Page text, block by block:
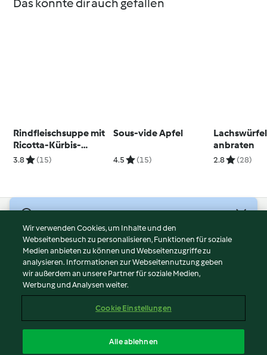
Das könnte dir auch gefallen
Rindfleischsuppe mit
Ricotta-Kürbis-
Ravioli
3.8 (15)
Sous-vide Apfel
4.5 (15)
Lachswürfel
anbraten
2.8 (28)
Nutzungsbedingungen
Datenschutzrichtlinien
Disclaimer
Impressum
Inhalt melden
Erklärung zur Barrierefreiheit
Wir verwenden Cookies, um Inhalte und den
Webseitenbesuch zu personalisieren, Funktionen für soziale
Medien anbieten zu können und Webseitenzugriffe zu
analysieren. Informationen zur Webseitennutzung geben
wir außerdem an unsere Partner für soziale Medien,
Werbung und Analysen weiter.
Cookie Einstellungen
Alle ablehnen